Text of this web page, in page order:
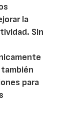
la
Sin
para